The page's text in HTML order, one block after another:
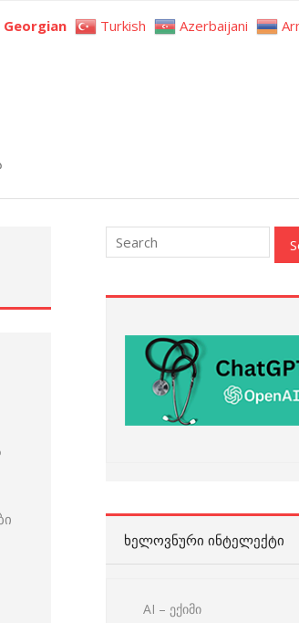
ᲮᲔᲚᲝᲕᲜᲣᲠᲘ ᲘᲜᲢᲔᲚᲔᲥᲢᲘ
AI – ექიმი
Georgian Turkish Azerbaijani